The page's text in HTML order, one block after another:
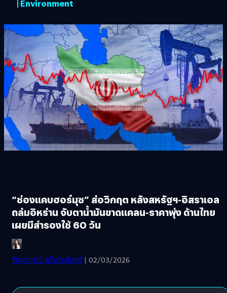
| Environment
“ช่องแคบฮอร์มุซ” ส่อวิกฤต หลังสหรัฐฯ-อิสราเอล
ถล่มอิหร่าน จับตาน้ำมันขาดแคลน-ราคาพุ่ง ด้านไทย
เผยมีสำรองใช้ 60 วัน
รัตนาภรณ์ ศรีนวลจันทร์| 02/03/2026